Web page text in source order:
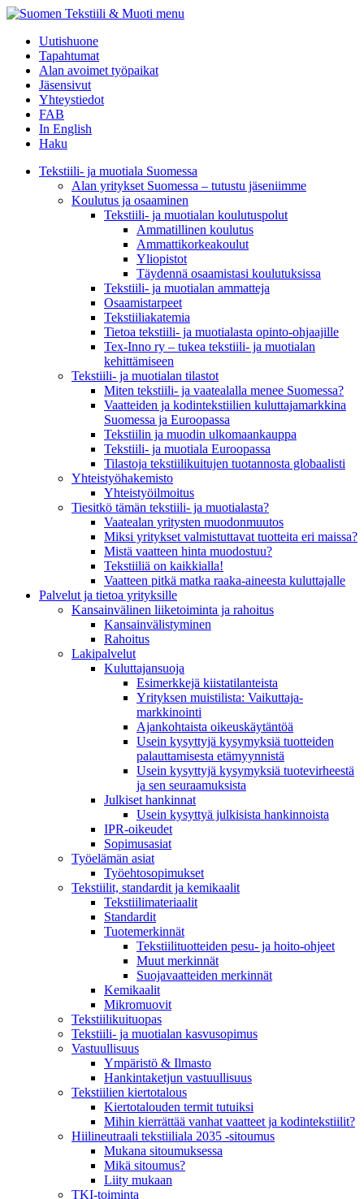
menu
Uutishuone
Tapahtumat
Alan avoimet työpaikat
Jäsensivut
Yhteystiedot
FAB
In English
Haku
Tekstiili- ja muotiala Suomessa
Alan yritykset Suomessa – tutustu jäseniimme
Koulutus ja osaaminen
Tekstiili- ja muotialan koulutuspolut
Ammatillinen koulutus
Ammattikorkeakoulut
Yliopistot
Täydennä osaamistasi koulutuksissa
Tekstiili- ja muotialan ammatteja
Osaamistarpeet
Tekstiiliakatemia
Tietoa tekstiili- ja muotialasta opinto-ohjaajille
Tex-Inno ry – tukea tekstiili- ja muotialan
kehittämiseen
Tekstiili- ja muotialan tilastot
Miten tekstiili- ja vaatealalla menee Suomessa?
Vaatteiden ja kodintekstiilien kuluttajamarkkina
Suomessa ja Euroopassa
Tekstiilin ja muodin ulkomaankauppa
Tekstiili- ja muotiala Euroopassa
Tilastoja tekstiilikuitujen tuotannosta globaalisti
Yhteistyö­hakemisto
Yhteistyöilmoitus
Tiesitkö tämän tekstiili- ja muotialasta?
Vaatealan yritysten muodonmuutos
Miksi yritykset valmistuttavat tuotteita eri maissa?
Mistä vaatteen hinta muodostuu?
Tekstiiliä on kaikkialla!
Vaatteen pitkä matka raaka-aineesta kuluttajalle
Palvelut ja tietoa yrityksille
Kansainvälinen liiketoiminta ja rahoitus
Kansain­välistyminen
Rahoitus
Lakipalvelut
Kuluttajansuoja
Esimerkkejä kiistatilanteista
Yrityksen muistilista: Vaikuttaja­
markkinointi
Ajankohtaista oikeuskäytäntöä
Usein kysyttyjä kysymyksiä tuotteiden
palauttamisesta etämyynnistä
Usein kysyttyjä kysymyksiä tuotevirheestä
ja sen seuraamuksista
Julkiset hankinnat
Usein kysyttyä julkisista hankinnoista
IPR-oikeudet
Sopimusasiat
Työelämän asiat
Työehto­sopimukset
Tekstiilit, standardit ja kemikaalit
Tekstiilimateriaalit
Standardit
Tuotemerkinnät
Tekstiilituotteiden pesu- ja hoito-ohjeet
Muut merkinnät
Suojavaatteiden merkinnät
Kemikaalit
Mikromuovit
Tekstiilikuitu­opas
Tekstiili- ja muotialan kasvusopimus
Vastuullisuus
Ympäristö & Ilmasto
Hankintaketjun vastuullisuus
Tekstiilien kiertotalous
Kiertotalouden termit tutuiksi
Mihin kierrättää vanhat vaatteet ja kodintekstiilit?
Hiilineutraali tekstiiliala 2035 -sitoumus
Mukana sitoumuksessa
Mikä sitoumus?
Liity mukaan
TKI-toiminta